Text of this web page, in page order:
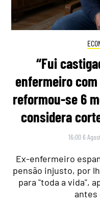
“Fui
enfermeiro
reformou-se 6
considera
16:00 6
Ex-enfermeiro
pensão injusto, por
para "toda a vida",
antes